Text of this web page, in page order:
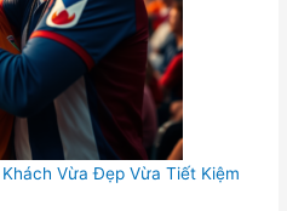
Vừa Đẹp Vừa Tiết Kiệm